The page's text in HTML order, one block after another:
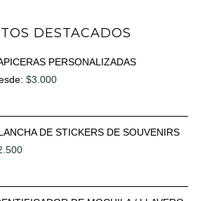
DESTACADOS
PERSONALIZADAS
$3.000
DE STICKERS DE SOUVENIRS